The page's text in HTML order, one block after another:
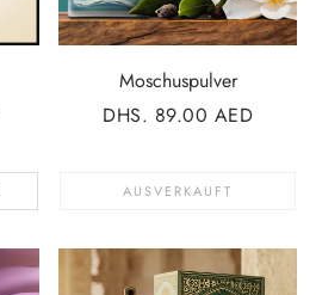
Moschuspulver
NORMALER
DHS. 89.00 AED
AUSVERKAUFT